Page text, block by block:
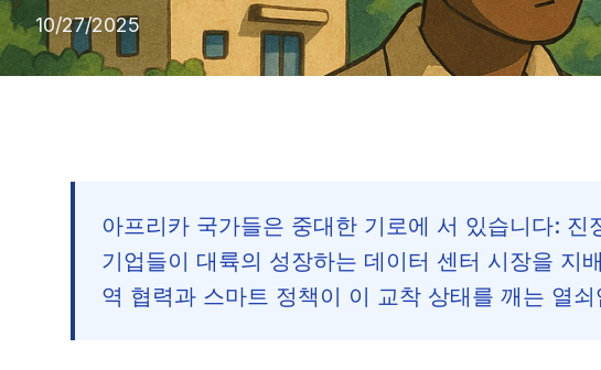
10/27/2025
아프리카 국가들은 중대한 기로에 서 있습니다:
기업들이 대륙의 성장하는 데이터 센터 시장을 지
역 협력과 스마트 정책이 이 교착 상태를 깨는 열쇠